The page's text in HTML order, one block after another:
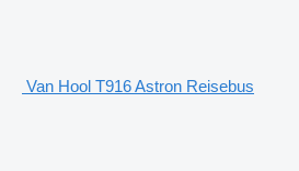
Van Hool T916 Astron Reisebus